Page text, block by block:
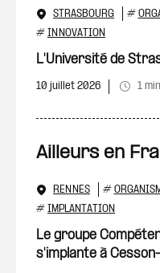
STRASBOURG #
# INNOVATION
L'Université de
10 juillet 2026 1
Ailleurs en
RENNES #
# IMPLANTATION
Le groupe
s'implante à